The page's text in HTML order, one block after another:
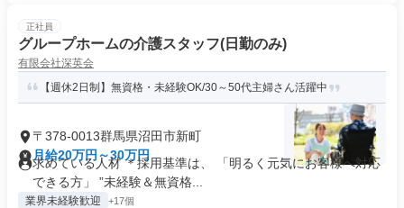
正社員
グループホームの介護スタッフ(日勤のみ)
有限会社深英会
【週休2日制】無資格・未経験OK/30～50代主婦さん活躍中
〒378-0013群馬県沼田市新町
月給20万円～30万円
求めている人材 ＊採用基準は、 「明るく元気にお客様へ対応
できる方」 ”未経験＆無資格...
業界未経験歓迎 +17個